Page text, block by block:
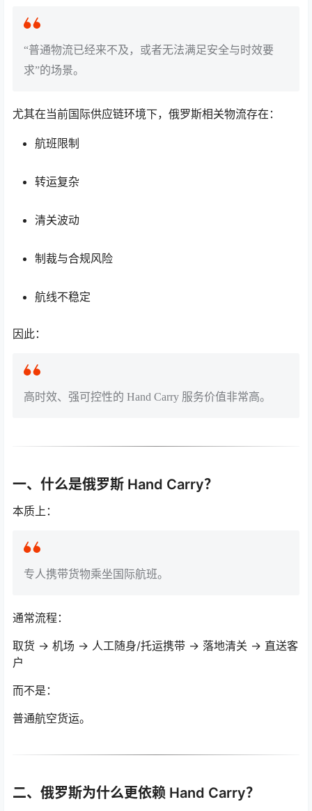
“普通物流已经来不及，或者无法满足安全与时效要
求”的场景。
尤其在当前国际供应链环境下，俄罗斯相关物流存在：
航班限制
转运复杂
清关波动
制裁与合规风险
航线不稳定
因此：
高时效、强可控性的 Hand Carry 服务价值非常高。
一、什么是俄罗斯 Hand Carry？
本质上：
专人携带货物乘坐国际航班。
通常流程：
取货 → 机场 → 人工随身/托运携带 → 落地清关 → 直送客
户
而不是：
普通航空货运。
二、俄罗斯为什么更依赖 Hand Carry？